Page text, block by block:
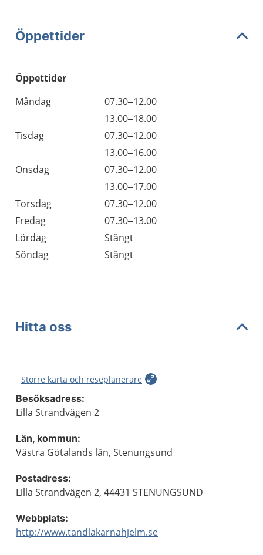
Öppettider
Öppettider
Dag
Öppettider
Kommentarer
Måndag
07.30–12.00
13.00–18.00
Tisdag
07.30–12.00
13.00–16.00
Onsdag
07.30–12.00
13.00–17.00
Torsdag
07.30–12.00
Fredag
07.30–13.00
Lördag
Stängt
Söndag
Stängt
Hitta oss
Större karta och reseplanerare
Besöksadress:
Lilla Strandvägen 2
Län, kommun:
Västra Götalands län, Stenungsund
Postadress:
Lilla Strandvägen 2, 44431 STENUNGSUND
Webbplats:
http://www.tandlakarnahjelm.se